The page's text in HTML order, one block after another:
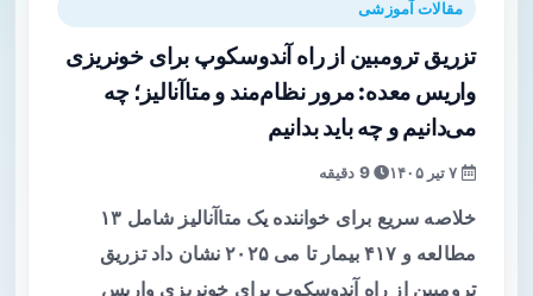
مقالات آموزشی
تزریق ترومبین از راه آندوسکوپ برای خونریزی
واریس معده: مرور نظام‌مند و متاآنالیز؛ چه
می‌دانیم و چه باید بدانیم
9 دقیقه
خلاصه سریع برای خواننده یک متاآنالیز شامل ۱۳
مطالعه و ۴۱۷ بیمار تا می ۲۰۲۵ نشان داد تزریق
ترومبین از راه آندوسکوپ برای خونریزی واریس